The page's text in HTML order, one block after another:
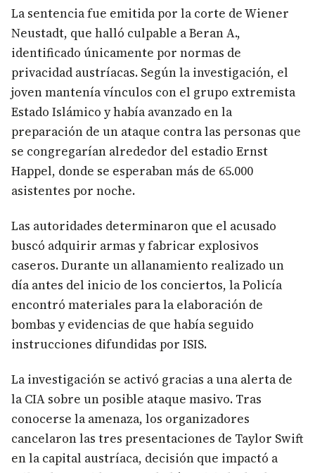
La sentencia fue emitida por la corte de Wiener
Neustadt, que halló culpable a Beran A.,
identificado únicamente por normas de
privacidad austríacas. Según la investigación, el
joven mantenía vínculos con el grupo extremista
Estado Islámico y había avanzado en la
preparación de un ataque contra las personas que
se congregarían alrededor del estadio Ernst
Happel, donde se esperaban más de 65.000
asistentes por noche.
Las autoridades determinaron que el acusado
buscó adquirir armas y fabricar explosivos
caseros. Durante un allanamiento realizado un
día antes del inicio de los conciertos, la Policía
encontró materiales para la elaboración de
bombas y evidencias de que había seguido
instrucciones difundidas por ISIS.
La investigación se activó gracias a una alerta de
la CIA sobre un posible ataque masivo. Tras
conocerse la amenaza, los organizadores
cancelaron las tres presentaciones de Taylor Swift
en la capital austríaca, decisión que impactó a